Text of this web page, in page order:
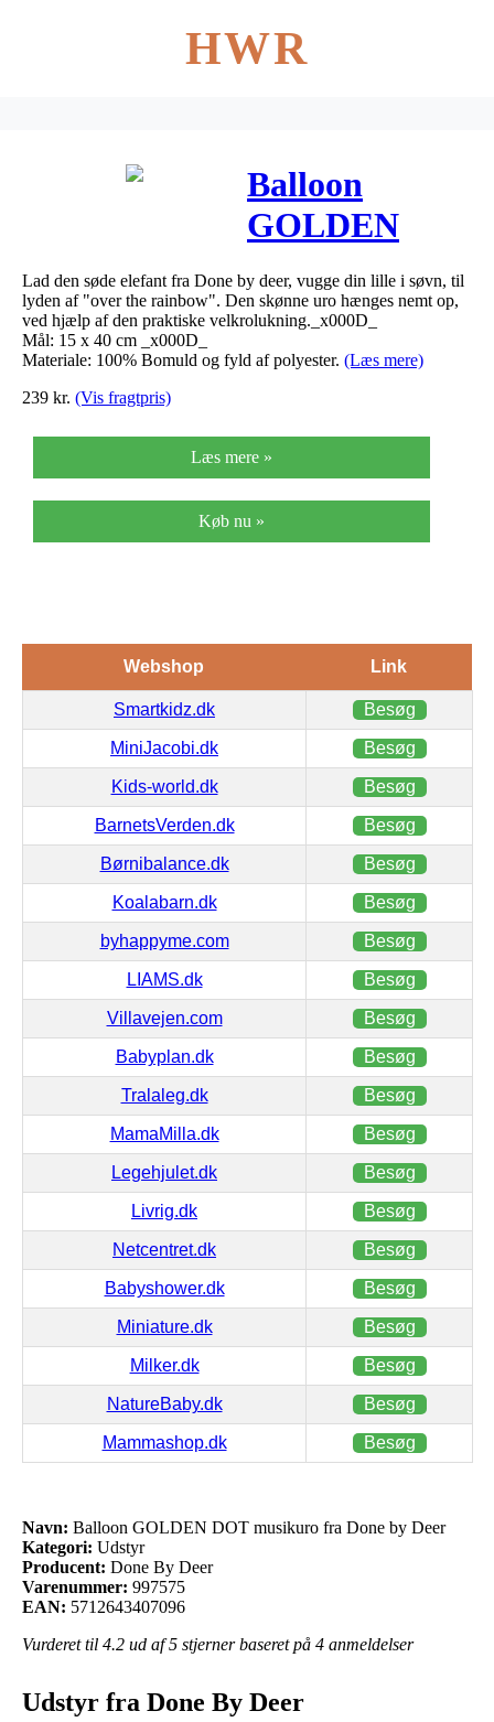
HWR
Balloon
GOLDEN
DOT
musikuro fra
Done by Deer
Lad den søde elefant fra Done by deer, vugge din lille i søvn, til
lyden af "over the rainbow". Den skønne uro hænges nemt op,
ved hjælp af den praktiske velkrolukning._x000D_
Mål: 15 x 40 cm _x000D_
Materiale: 100% Bomuld og fyld af polyester. (Læs mere)
239 kr. (Vis fragtpris)
Læs mere »
Køb nu »
Webshop Link
Smartkidz.dk Besøg
MiniJacobi.dk Besøg
Kids-world.dk Besøg
BarnetsVerden.dk Besøg
Børnibalance.dk Besøg
Koalabarn.dk Besøg
byhappyme.com Besøg
LIAMS.dk Besøg
Villavejen.com Besøg
Babyplan.dk Besøg
Tralaleg.dk Besøg
MamaMilla.dk Besøg
Legehjulet.dk Besøg
Livrig.dk Besøg
Netcentret.dk Besøg
Babyshower.dk Besøg
Miniature.dk Besøg
Milker.dk Besøg
NatureBaby.dk Besøg
Mammashop.dk Besøg
Navn: Balloon GOLDEN DOT musikuro fra Done by Deer
Kategori: Udstyr
Producent: Done By Deer
Varenummer: 997575
EAN: 5712643407096
Vurderet til 4.2 ud af 5 stjerner baseret på 4 anmeldelser
Udstyr fra Done By Deer